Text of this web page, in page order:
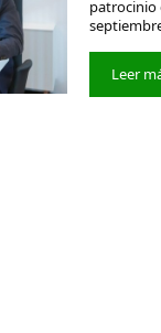
patrocinio
Leer